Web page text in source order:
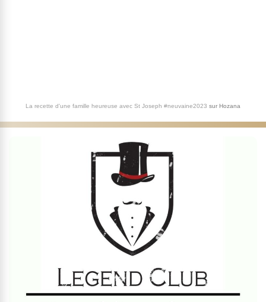
La recette d'une famille heureuse avec St Joseph #neuvaine2023 sur Hozana